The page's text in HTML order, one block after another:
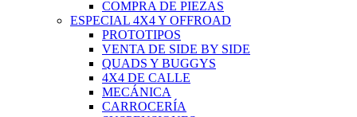
COMPRA DE PIEZAS
ESPECIAL 4X4 Y OFFROAD
PROTOTIPOS
VENTA DE SIDE BY SIDE
QUADS Y BUGGYS
4X4 DE CALLE
MECÁNICA
CARROCERÍA